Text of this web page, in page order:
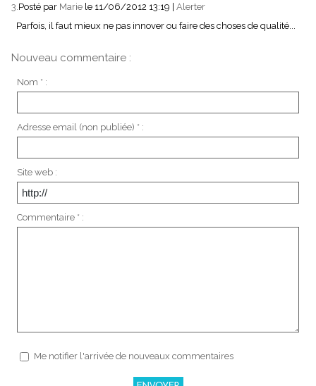
3.Posté par Marie le 11/06/2012 13:19
Alerter
Parfois, il faut mieux ne pas innover ou faire des choses de qualité...
Nouveau commentaire :
Nom * :
Adresse email (non publiée) * :
Site web :
Commentaire * :
Me notifier l'arrivée de nouveaux commentaires